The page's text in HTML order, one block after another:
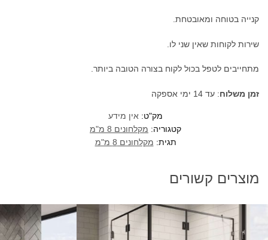
קנייה בטוחה ומאובטחת.
שירות לקוחות שאין שני לו.
מתחייבים לטפל בכול לקוח בצורה הטובה ביותר.
זמן משלוח: עד 14 ימי אספקה
מק"ט: אין מידע
קטגוריה: מקלחונים 8 מ"מ
תגית: מקלחונים 8 מ"מ
מוצרים קשורים